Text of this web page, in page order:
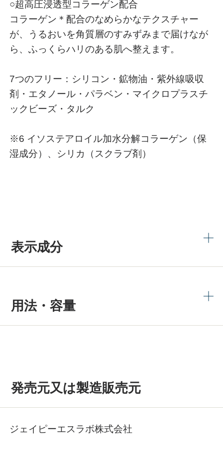
○超高圧浸透型コラーゲン配合
コラーゲン＊配合のなめらかなテクスチャー
が、うるおいを角質層のすみずみまで届けなが
ら、ふっくらハリのある肌へ整えます。
7つのフリー：シリコン・鉱物油・紫外線吸収
剤・エタノール・パラベン・マイクロプラスチ
ックビーズ・タルク
※6 イソステアロイル加水分解コラーゲン（保
湿成分）、シリカ（スクラブ剤）
表示成分
用法・容量
発売元又は製造販売元
ジェイピーエスラボ株式会社